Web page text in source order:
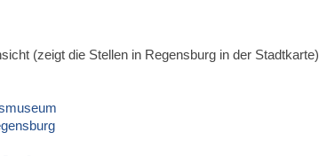
(zeigt die Stellen in Regensburg in der Stadtkarte)